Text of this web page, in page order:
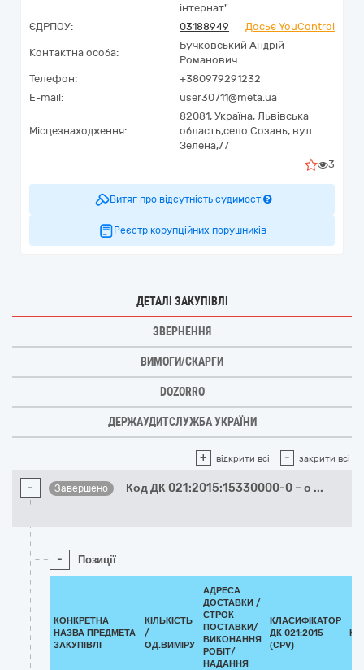
інтернат"
ЄДРПОУ:
03188949 Досьє YouControl
Контактна особа:
Бучковський Андрій
Романович
Телефон:
+380979291232
E-mail:
user30711@meta.ua
Місцезнаходження:
82081, Україна, Львівська
область,село Созань, вул.
Зелена,77
3
Витяг про відсутність судимості
Реєстр корупційних порушників
ДЕТАЛІ ЗАКУПІВЛІ
ЗВЕРНЕННЯ
ВИМОГИ/СКАРГИ
DOZORRO
ДЕРЖАУДИТСЛУЖБА УКРАЇНИ
+ відкрити всі - закрити всі
- Завершено Код ДК 021:2015:15330000-0 – о ...
- Позиції
КОНКРЕТНА
НАЗВА ПРЕДМЕТА
ЗАКУПІВЛІ
КІЛЬКІСТЬ
/
ОД.ВИМІРУ
АДРЕСА
ДОСТАВКИ /
СТРОК
ПОСТАВКИ/
ВИКОНАННЯ
РОБІТ/
НАДАННЯ
КЛАСИФІКАТОР
ДК 021:2015
(CPV)